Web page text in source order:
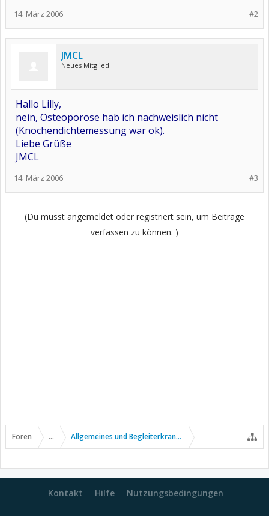
#2
14. März 2006
JMCL
Neues Mitglied
Hallo Lilly,
nein, Osteoporose hab ich nachweislich nicht
(Knochendichtemessung war ok).
Liebe Grüße
JMCL
#3
14. März 2006
(Du musst angemeldet oder registriert sein, um Beiträge
verfassen zu können. )
Foren ... Allgemeines und Begleiterkrankungen
Kontakt Hilfe Nutzungsbedingungen